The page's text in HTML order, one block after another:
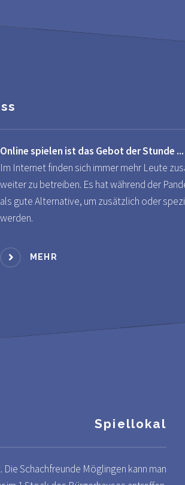
Online spielen ist das Gebot der Stunde ...
Im Internet finden sich immer mehr Leute
weiter zu betreiben. Es hat während der
als gute Alternative, um zusätzlich oder
werden.
MEHR
Spiellokal
Schachfreunde Möglingen kann man